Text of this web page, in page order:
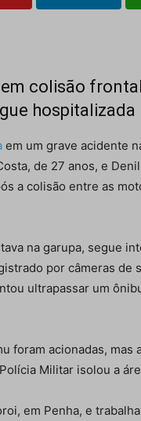
colisão
hospitalizada
em um grave acidente
de 27 anos, e
a colisão entre as
na garupa, segue
por câmeras de
ultrapassar um
foram acionadas, mas
Militar isolou a
em Penha, e